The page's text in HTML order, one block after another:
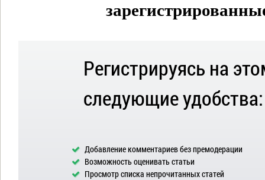
Регистрируясь на
следующие удобства:
Добавление комментариев без премодерации
Возможность оценивать статьи
Просмотр списка непрочитанных статей